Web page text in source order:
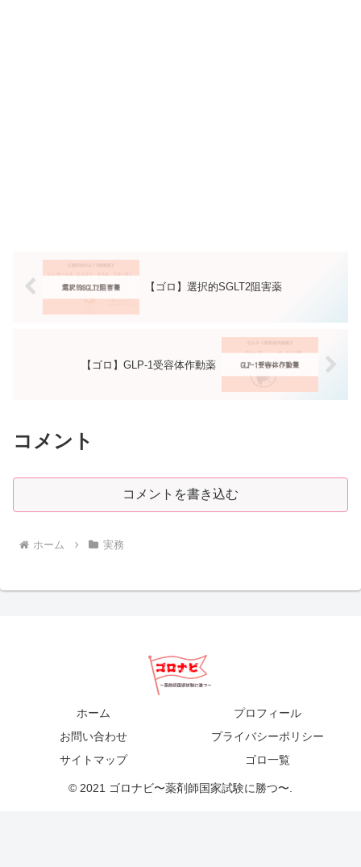
【ゴロ】選択的SGLT2阻害薬
【ゴロ】GLP-1受容体作動薬
コメント
コメントを書き込む
ホーム 実務
ホーム
プロフィール
お問い合わせ
プライバシーポリシー
サイトマップ
ゴロ一覧
© 2021 ゴロナビ〜薬剤師国家試験に勝つ〜.